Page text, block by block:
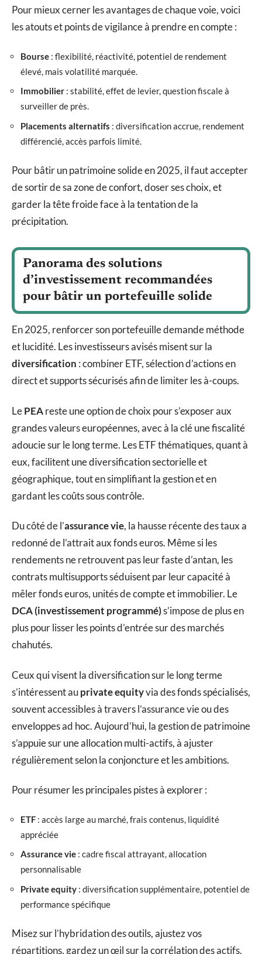
Pour mieux cerner les avantages de chaque voie, voici
les atouts et points de vigilance à prendre en compte :
Bourse : flexibilité, réactivité, potentiel de rendement
élevé, mais volatilité marquée.
Immobilier : stabilité, effet de levier, question fiscale à
surveiller de près.
Placements alternatifs : diversification accrue, rendement
différencié, accès parfois limité.
Pour bâtir un patrimoine solide en 2025, il faut accepter
de sortir de sa zone de confort, doser ses choix, et
garder la tête froide face à la tentation de la
précipitation.
Panorama des solutions
d’investissement recommandées
pour bâtir un portefeuille solide
En 2025, renforcer son portefeuille demande méthode
et lucidité. Les investisseurs avisés misent sur la
diversification : combiner ETF, sélection d’actions en
direct et supports sécurisés afin de limiter les à-coups.
LePEAreste une option de choix pour s’exposer aux
grandes valeurs européennes, avec à la clé une fiscalité
adoucie sur le long terme. Les ETF thématiques, quant à
eux, facilitent une diversification sectorielle et
géographique, tout en simplifiant la gestion et en
gardant les coûts sous contrôle.
Du côté de l’assurance vie, la hausse récente des taux a
redonné de l’attrait aux fonds euros. Même si les
rendements ne retrouvent pas leur faste d’antan, les
contrats multisupports séduisent par leur capacité à
mêler fonds euros, unités de compte et immobilier. Le
DCA (investissement programmé)s’impose de plus en
plus pour lisser les points d’entrée sur des marchés
chahutés.
Ceux qui visent la diversification sur le long terme
s’intéressent auprivate equityvia des fonds spécialisés,
souvent accessibles à travers l’assurance vie ou des
enveloppes ad hoc. Aujourd’hui, la gestion de patrimoine
s’appuie sur une allocation multi-actifs, à ajuster
régulièrement selon la conjoncture et les ambitions.
Pour résumer les principales pistes à explorer :
ETF : accès large au marché, frais contenus, liquidité
appréciée
Assurance vie : cadre fiscal attrayant, allocation
personnalisable
Private equity : diversification supplémentaire, potentiel de
performance spécifique
Misez sur l’hybridation des outils, ajustez vos
répartitions, gardez un œil sur la corrélation des actifs.